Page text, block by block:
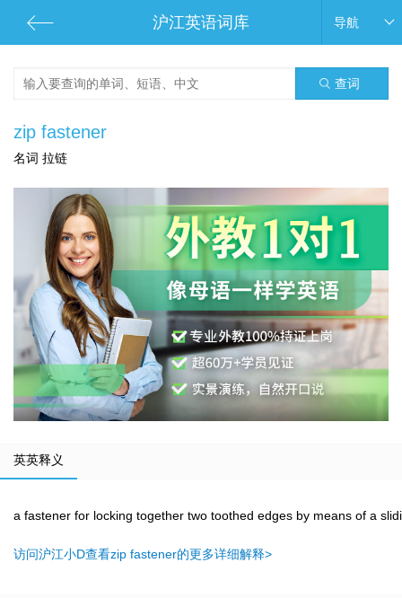
沪江英语词库 导航
查词
zip fastener
名词 拉链
英英释义
a fastener for locking together two toothed edges by means of a
访问沪江小D查看zip fastener的更多详细解释>